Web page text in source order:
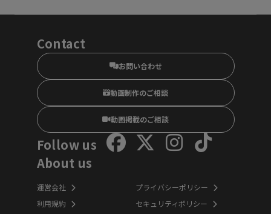
Contact
お問い合わせ
動画制作のご相談
動画掲載のご相談
Follow us
About us
運営会社
利用規約
プライバシーポリシー
セキュリティポリシー